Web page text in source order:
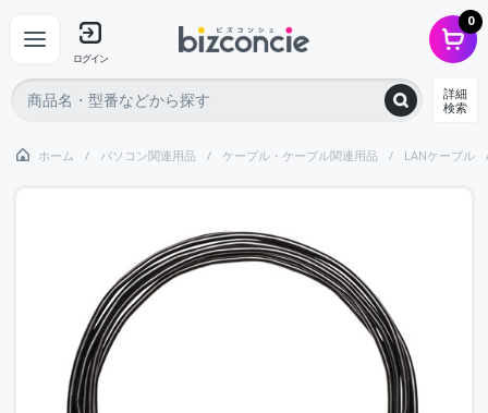
ログイン
0
詳細
検索
ホーム パソコン関連用品 ケーブル・ケーブル関連用品 LANケーブル